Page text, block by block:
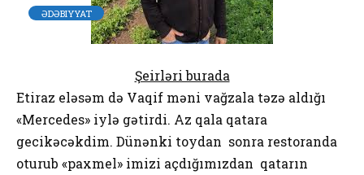
ƏDƏBIYYAT
Şeirləri burada
Etiraz eləsəm də Vaqif məni vağzala təzə aldığı
«Mercedes» iylə gətirdi. Az qala qatara
gecikəcəkdim. Dünənki toydan sonra restoranda
oturub «paxmel» imizi açdığımızdan qatarın